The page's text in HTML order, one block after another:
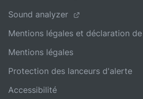
Sound analyzer
Mentions légales et déclaration
Mentions légales
Protection des lanceurs d'alerte
Accessibilité